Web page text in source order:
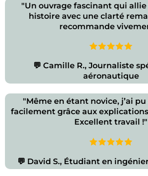
"Un ouvrage fascinant qui
histoire avec une clarté
recommande
💬 Camille R., Journaliste
aéronautique
"Même en étant novice, j’ai
facilement grâce aux
Excellent travail !"
💬 David S., Étudiant en